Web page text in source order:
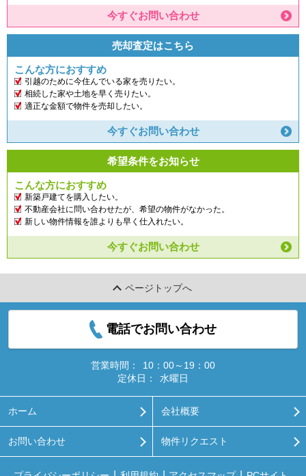
今すぐお問い合わせ
売却査定はこちら
こんな方におすすめ
引越のために今住んでいる家を売りたい。
相続した家や土地を早く売りたい。
適正な金額で物件を売却したい。
今すぐお問い合わせ
希望条件をお知らせ
こんな方におすすめ
新築戸建てを購入したい。
不動産会社に問い合わせたが、希望の物件がなかった。
新しい物件情報を誰よりも早く仕入れたい。
今すぐお問い合わせ
ページトップへ
電話でお問い合わせ
営業時間：
10：00～19：00
定休日：
水曜日
ホーム 会社概要
お問い合わせ 物件リクエスト